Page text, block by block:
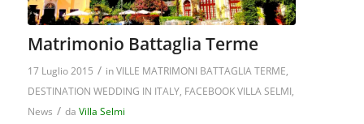
Matrimonio Battaglia Terme
17 Luglio 2015 / inVILLE MATRIMONI BATTAGLIA TERME,
DESTINATION WEDDING IN ITALY, FACEBOOK VILLA SELMI,
News / da Villa Selmi